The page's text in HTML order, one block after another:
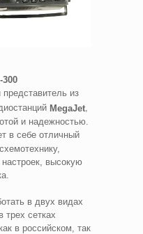
300
из
MegaJet
и надежностью.
в себе отличный
высокую
в двух видах
трех сетках
в российском, так